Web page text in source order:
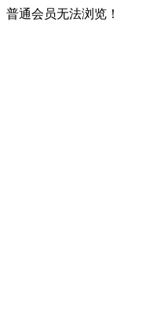
普通会员无法浏览！